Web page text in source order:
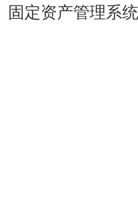
固定资产管理系